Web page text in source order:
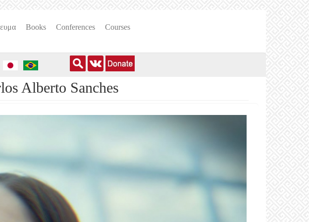
Books Conferences Courses
Alberto Sanches